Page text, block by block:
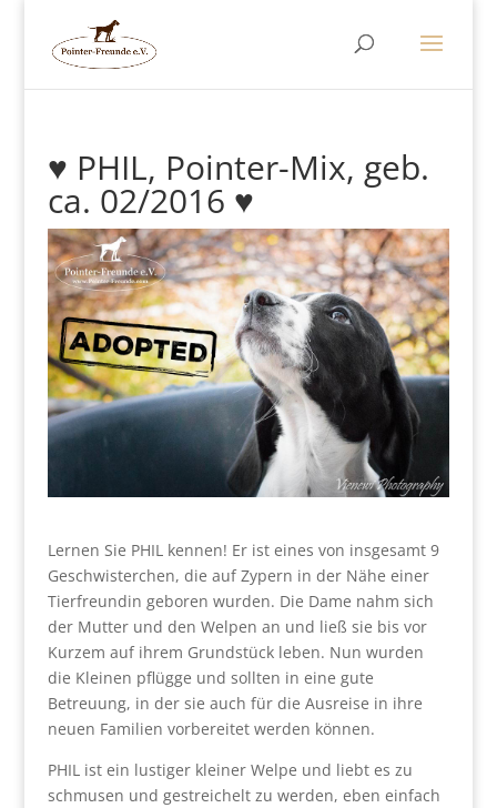
♥ PHIL, Pointer-Mix, geb.
ca. 02/2016 ♥
Lernen Sie PHIL kennen! Er ist eines von insgesamt 9
Geschwisterchen, die auf Zypern in der Nähe einer
Tierfreundin geboren wurden. Die Dame nahm sich
der Mutter und den Welpen an und ließ sie bis vor
Kurzem auf ihrem Grundstück leben. Nun wurden
die Kleinen pflügge und sollten in eine gute
Betreuung, in der sie auch für die Ausreise in ihre
neuen Familien vorbereitet werden können.
PHIL ist ein lustiger kleiner Welpe und liebt es zu
schmusen und gestreichelt zu werden, eben einfach